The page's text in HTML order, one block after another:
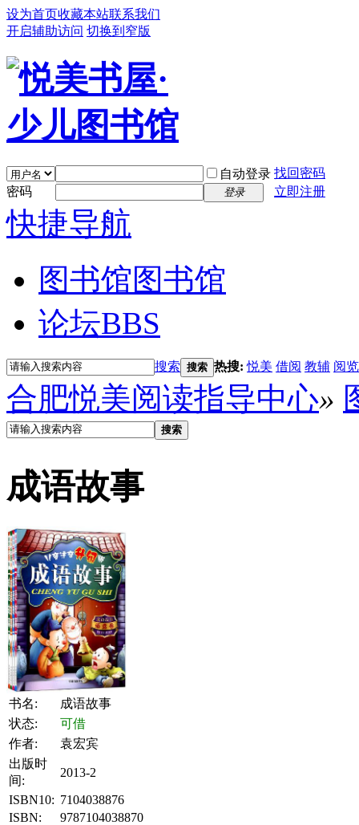
设为首页收藏本站联系我们
开启辅助访问 切换到窄版
自动登录 找回密码
密码
登录 立即注册
快捷导航
图书馆图书馆
论坛BBS
搜索 搜索 热搜:悦美 借阅 教辅 阅览
合肥悦美阅读指导中心»
搜索
成语故事
书名:
成语故事
状态:
可借
作者:
袁宏宾
出版时
间:
2013-2
ISBN10: 7104038876
ISBN:
9787104038870